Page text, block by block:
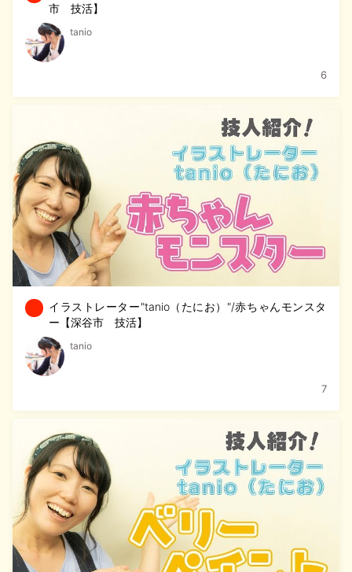
市 技活】
tanio
6
イラストレーター"tanio（たにお）"/赤ちゃんモンスタ
ー【深谷市 技活】
tanio
7